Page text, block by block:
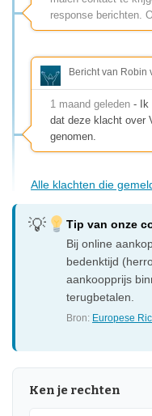
response berichten.
Bericht van Robin
1 maand geleden - Ik
dat deze klacht over
genomen.
Alle klachten die
Tip van onze
Bij online
bedenktijd
aankoopprijs
terugbetalen.
Bron: Europese
Ken je rechten